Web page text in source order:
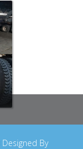
Designed By